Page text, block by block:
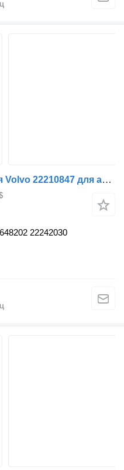
Трапеция стеклоочистителя Volvo 22210847 для автобуса Volvo B5LH, B0E (2008-)
22242030